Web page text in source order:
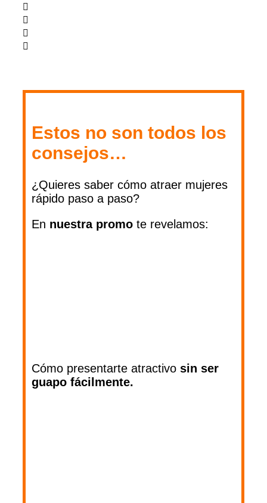
Estos no son todos los
consejos…
¿Quieres saber cómo atraer mujeres
rápido paso a paso?
En nuestra promo te revelamos:
Cómo presentarte atractivo sin ser
guapo fácilmente.